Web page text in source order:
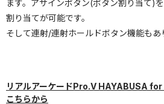
ます。アサインボタン(ボタン割り当て)
割り当てが可能です。
そして連射/連射ホールドボタン機能もあ
リアルアーケードPro.V HAYABUSA
こちらから